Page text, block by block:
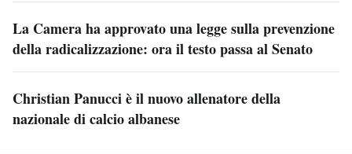
La Camera ha approvato una legge sulla prevenzione
della radicalizzazione: ora il testo passa al Senato
Christian Panucci è il nuovo allenatore della
nazionale di calcio albanese